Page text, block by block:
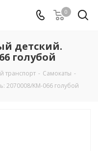
0
детский.
голубой
транспорт - Самокаты -
2070008/KM-066 голубой